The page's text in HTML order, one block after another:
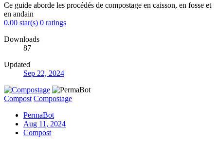
Ce guide aborde les procédés de compostage en caisson, en fosse et
en andain
0.00 star(s) 0 ratings
Downloads
87
Updated
Sep 22, 2024
Compost Compostage
PermaBot
Aug 11, 2024
Compost